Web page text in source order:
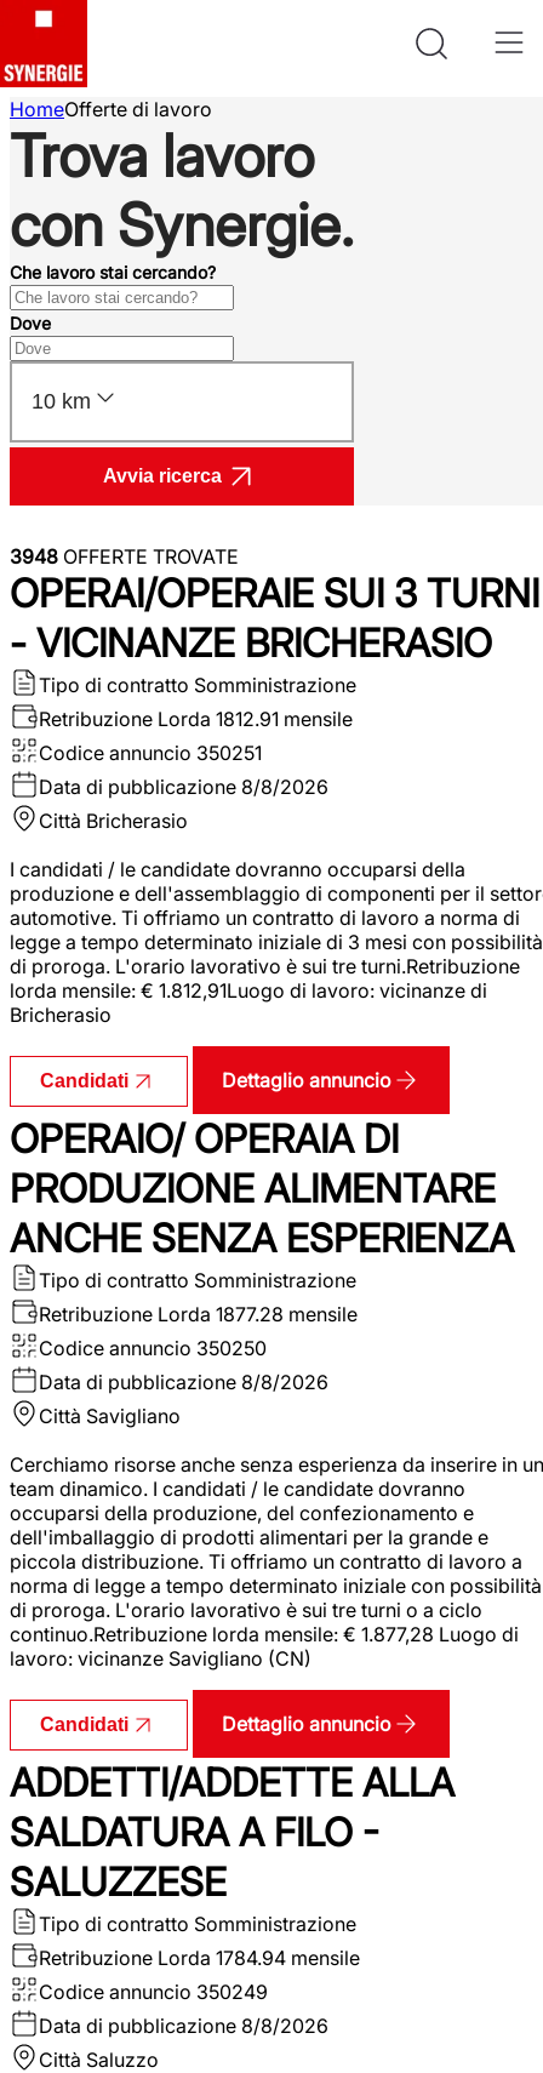
HomeOfferte di lavoro
Trova lavoro
con Synergie.
Che lavoro stai cercando?
Dove
10 km
Avvia ricerca
3948 OFFERTE TROVATE
OPERAI/OPERAIE SUI 3 TURNI
- VICINANZE BRICHERASIO
Tipo di contratto Somministrazione
Retribuzione Lorda 1812.91 mensile
Codice annuncio 350251
Data di pubblicazione 8/8/2026
Città Bricherasio
I candidati / le candidate dovranno occuparsi della
produzione e dell'assemblaggio di componenti per il
automotive. Ti offriamo un contratto di lavoro a norma di
legge a tempo determinato iniziale di 3 mesi con possibilità
di proroga. L'orario lavorativo è sui tre turni.Retribuzione
lorda mensile: € 1.812,91Luogo di lavoro: vicinanze di
Bricherasio
Candidati Dettaglio annuncio
OPERAIO/ OPERAIA DI
PRODUZIONE ALIMENTARE
ANCHE SENZA ESPERIENZA
Tipo di contratto Somministrazione
Retribuzione Lorda 1877.28 mensile
Codice annuncio 350250
Data di pubblicazione 8/8/2026
Città Savigliano
Cerchiamo risorse anche senza esperienza da inserire in un
team dinamico. I candidati / le candidate dovranno
occuparsi della produzione, del confezionamento e
dell'imballaggio di prodotti alimentari per la grande e
piccola distribuzione. Ti offriamo un contratto di lavoro a
norma di legge a tempo determinato iniziale con possibilità
di proroga. L'orario lavorativo è sui tre turni o a ciclo
continuo.Retribuzione lorda mensile: € 1.877,28 Luogo di
lavoro: vicinanze Savigliano (CN)
Candidati Dettaglio annuncio
ADDETTI/ADDETTE ALLA
SALDATURA A FILO -
SALUZZESE
Tipo di contratto Somministrazione
Retribuzione Lorda 1784.94 mensile
Codice annuncio 350249
Data di pubblicazione 8/8/2026
Città Saluzzo